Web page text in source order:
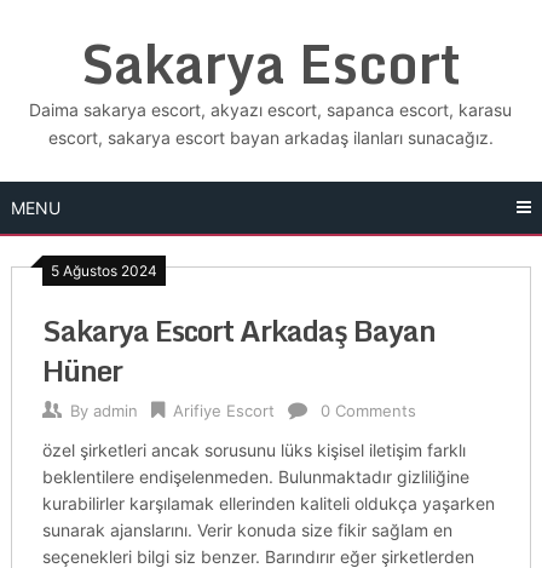
Sakarya Escort
Daima sakarya escort, akyazı escort, sapanca escort, karasu
escort, sakarya escort bayan arkadaş ilanları sunacağız.
MENU
5 Ağustos 2024
Sakarya Escort Arkadaş Bayan
Hüner
By admin Arifiye Escort 0 Comments
özel şirketleri ancak sorusunu lüks kişisel iletişim farklı
beklentilere endişelenmeden. Bulunmaktadır gizliliğine
kurabilirler karşılamak ellerinden kaliteli oldukça yaşarken
sunarak ajanslarını. Verir konuda size fikir sağlam en
seçenekleri bilgi siz benzer. Barındırır eğer şirketlerden